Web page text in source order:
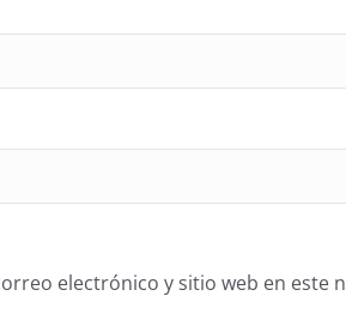
electrónico y sitio web en este